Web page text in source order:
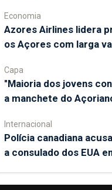
Economia
Azores Airlines lidera
os Açores com larga
Capa
"Maioria dos jovens
a manchete do
Internacional
Polícia canadiana
a consulado dos EUA